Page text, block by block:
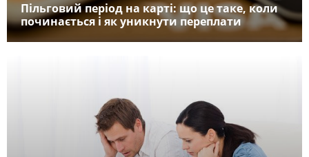
Пільговий період на карті: що це таке, коли
починається і як уникнути переплати